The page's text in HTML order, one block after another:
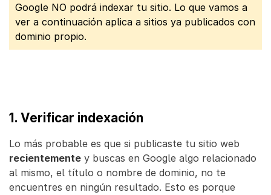
Google NO podrá indexar tu sitio. Lo que vamos a
ver a continuación aplica a sitios ya publicados con
dominio propio.
1. Verificar indexación
Lo más probable es que si publicaste tu sitio web
recientemente y buscas en Google algo relacionado
al mismo, el título o nombre de dominio, no te
encuentres en ningún resultado. Esto es porque